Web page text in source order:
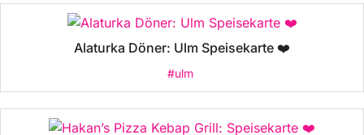
Alaturka Döner: Ulm Speisekarte ❤️
#ulm